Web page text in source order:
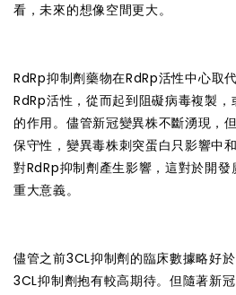
看，未來的想像空間更大。
RdRp抑制劑藥物在RdRp活性中心取
RdRp活性，從而起到阻礙病毒複製
的作用。儘管新冠變異株不斷湧現，
保守性，變異毒株刺突蛋白只影響中
對RdRp抑制劑產生影響，這對於開
重大意義。
儘管之前3CL抑制劑的臨床數據略好
3CL抑制劑抱有較高期待。但隨著新